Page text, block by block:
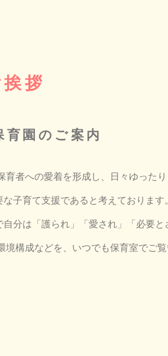
挨拶
育園のご案内
者への愛着を形成し、日々ゆった
子育て支援であると考えておりま
分は「護られ」「愛され」「必要
構成などを、いつでも保育室でご覧